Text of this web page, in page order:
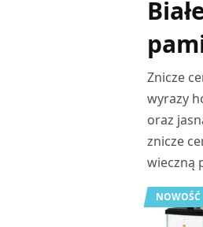
Znicze
wyrazy
oraz
znicze
wieczną
NOWOŚĆ